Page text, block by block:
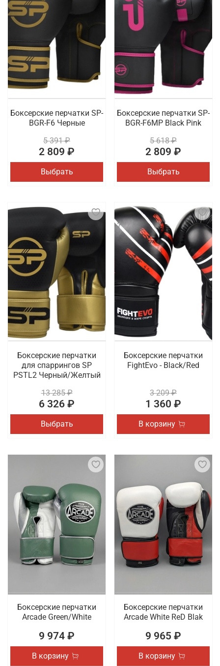
Боксерские перчатки SP-
BGR-F6 Черные
5 391 ₽
2 809 ₽
Выбрать
Боксерские перчатки SP-
BGR-F6MP Black Pink
5 618 ₽
2 809 ₽
Выбрать
Боксерские перчатки
для спаррингов SP
PSTL2 Черный/Желтый
13 285 ₽
6 326 ₽
Выбрать
Боксерские перчатки
FightEvo - Black/Red
3 209 ₽
1 360 ₽
В корзину
Боксерские перчатки
Arcade Green/White
9 974 ₽
В корзину
Боксерские перчатки
Arcade White ReD Blak
9 965 ₽
В корзину